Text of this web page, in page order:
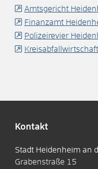
Amtsgericht
Finanzamt
Polizeirevier
Kontakt
Stadt Heidenheim an
Grabenstraße 15